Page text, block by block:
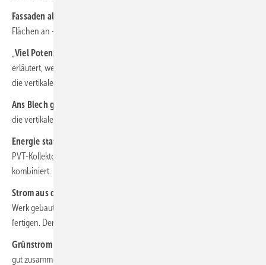
Fassaden als neuer Trend:
Flächen an – vertikal. Neuland für die Monteure.
Viel Potenzial in Fassaden“:
erläutert, welche Innovationen die Hersteller von Montagetechnik für
die vertikale Installation anbieten.
Ans Blech geschraubt:
die vertikale Montage von Solarmodulen erörtert.
Energie statt Geranien:
PVT-Kollektoren in die Fassade integriert und clever mit Holz
kombiniert.
Strom aus der Dachhaut:
Werk gebaut, um Solarelemente für Indachsysteme und Carports zu
fertigen. Der Vertrieb wird europaweit ausgebaut.
Grünstrom für Maja & Co.:
gut zusammen. Sie gehen eine Symbiose ein – für Artenvielfalt und